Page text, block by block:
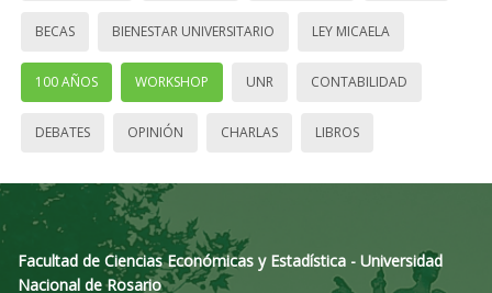
BECAS BIENESTAR UNIVERSITARIO LEY MICAELA
100 AÑOS WORKSHOP UNR CONTABILIDAD
DEBATES OPINIÓN CHARLAS LIBROS
Facultad de Ciencias Económicas y Estadística - Universidad
Nacional de Rosario